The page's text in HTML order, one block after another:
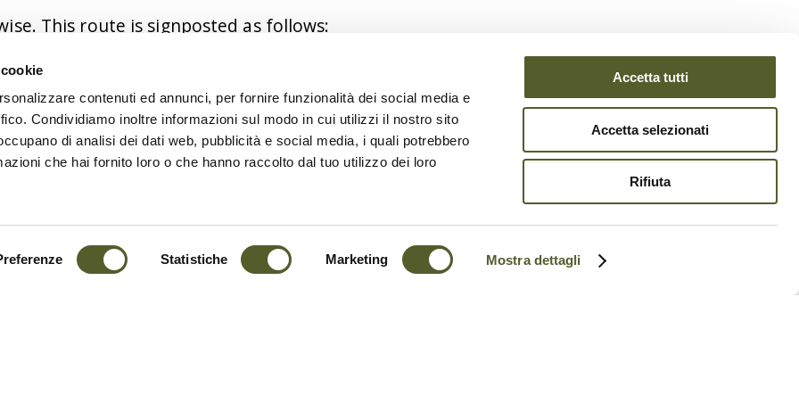
contenuti ed annunci, per fornire funzionalità dei social media e
Condividiamo inoltre informazioni sul modo in cui utilizzi il nostro sito
di analisi dei dati web, pubblicità e social media, i quali potrebbero
che hai fornito loro o che hanno raccolto dal tuo utilizzo dei loro
Statistiche Marketing Mostra dettagli
Accetta tutti
Accetta selezionati
Rifiuta
This route is signposted as follows: